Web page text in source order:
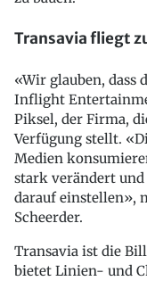
Transavia fliegt
«Wir glauben, dass
Inflight
Piksel, der Firma,
Verfügung stellt.
Medien
stark verändert
darauf einstellen»,
Scheerder.
Transavia ist die
bietet Linien- und